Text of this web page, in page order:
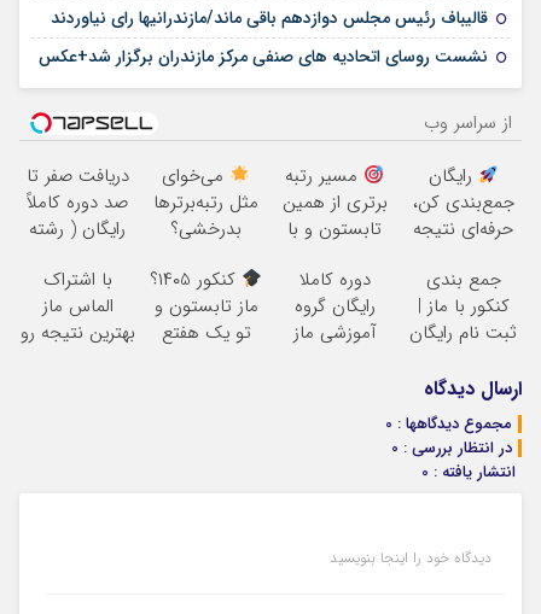
قالیباف رئیس مجلس دوازدهم باقی ماند/مازندرانیها رای نیاوردند
نشست روسای اتحادیه های صنفی مرکز مازندران برگزار شد+عکس
از سراسر وب
رایگان
جمع‌بندی کن،
حرفه‌ای نتیجه
شو!
مسیر رتبه
برتری از همین
تابستون و با
شروع میشه!
می‌خوای
مثل رتبه‌برترها
بدرخشی؟
الماس ماز رو
شروع ک
دریافت صفر تا
صد دوره کاملاً
رایگان ( رشته
انسانی)
جمع بندی
کنکور با ماز |
ثبت نام رایگان
دوره کاملا
رایگان گروه
آموزشی ماز
کنکور ۱۴۰5؟
ماز تابستون و
تو یک هفتع
با اشتراک
الماس ماز
بهترین نتیجه رو
ارسال دیدگاه
مجموع دیدگاهها : 0
در انتظار بررسی : 0
انتشار یافته : 0
دیدگاه خود را اینجا بنویسید